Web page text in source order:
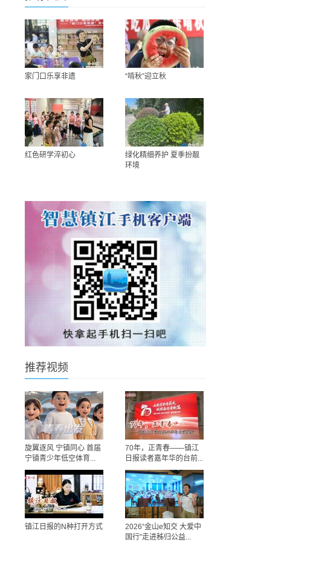
家门口乐享非遗 “啃秋”迎立秋
红色研学淬初心
绿化精细养护 夏季扮靓
环境
推荐视频
旋翼逐风 宁镇同心 首届
宁镇青少年低空体育...
70年，正青春——镇江
日报读者嘉年华的台前...
镇江日报的N种打开方式
2026“金山e知交 大爱中
国行”走进秭归公益...